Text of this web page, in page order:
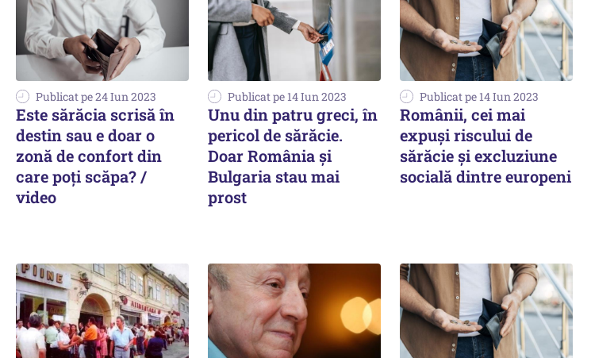
Publicat pe 24 Iun 2023
Este sărăcia scrisă în
destin sau e doar o
zonă de confort din
care poți scăpa? /
video
Publicat pe 14 Iun 2023
Unu din patru greci, în
pericol de sărăcie.
Doar România şi
Bulgaria stau mai
prost
Publicat pe 14 Iun 2023
Românii, cei mai
expuşi riscului de
sărăcie şi excluziune
socială dintre europeni